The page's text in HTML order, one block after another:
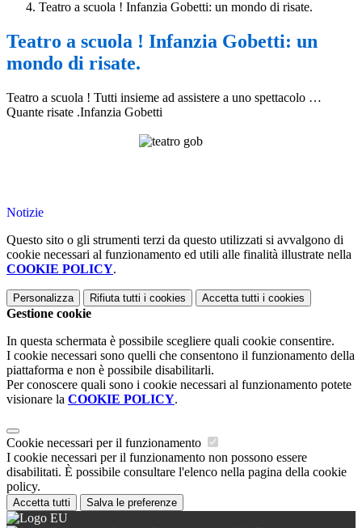
Teatro a scuola ! Infanzia Gobetti: un mondo di risate.
Teatro a scuola ! Infanzia Gobetti: un
mondo di risate.
Teatro a scuola ! Tutti insieme ad assistere a uno spettacolo …
Quante risate .Infanzia Gobetti
Notizie
Questo sito o gli strumenti terzi da questo utilizzati si avvalgono di
cookie necessari al funzionamento ed utili alle finalità illustrate nella
COOKIE POLICY.
Personalizza Rifiuta tutti i cookies Accetta tutti i cookies
Gestione cookie
In questa schermata è possibile scegliere quali cookie consentire.
I cookie necessari sono quelli che consentono il funzionamento della
piattaforma e non è possibile disabilitarli.
Per conoscere quali sono i cookie necessari al funzionamento potete
visionare la COOKIE POLICY.
Cookie necessari per il funzionamento
I cookie necessari per il funzionamento non possono essere
disabilitati. È possibile consultare l'elenco nella pagina della cookie
policy.
Accetta tutti Salva le preferenze